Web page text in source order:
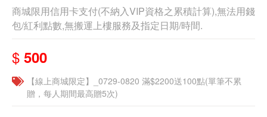
商城限用信用卡支付(不納入VIP資格之累積計算),無法用錢
包/紅利點數,無搬運上樓服務及指定日期/時間.
$ 500
【線上商城限定】_0729-0820 滿$2200送100點(單筆不累
贈，每人期間最高贈5次)